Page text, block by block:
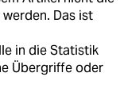
Das ist
in die Statistik
Übergriffe oder